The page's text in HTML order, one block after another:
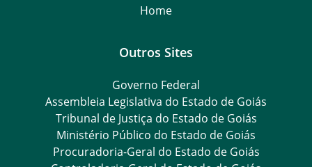
Home
Outros Sites
Governo Federal
Assembleia Legislativa do Estado de Goiás
Tribunal de Justiça do Estado de Goiás
Ministério Público do Estado de Goiás
Procuradoria-Geral do Estado de Goiás